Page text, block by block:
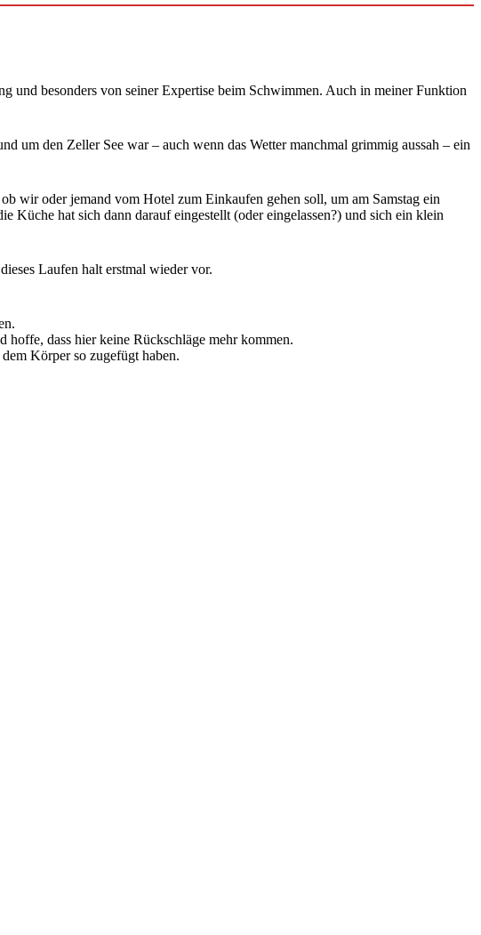
besonders von seiner Expertise beim Schwimmen. Auch in meiner Funktion
um den Zeller See war – auch wenn das Wetter manchmal grimmig aussah – ein
wir oder jemand vom Hotel zum Einkaufen gehen soll, um am Samstag ein
Küche hat sich dann darauf eingestellt (oder eingelassen?) und sich ein klein
Laufen halt erstmal wieder vor.
dass hier keine Rückschläge mehr kommen.
Körper so zugefügt haben.